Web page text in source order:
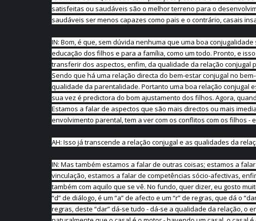
satisfeitas ou saudáveis são o melhor terreno para o
saudáveis ser menos capazes como pais e o contrário, casais
IN: Bom, é que, sem dúvida nenhuma que uma boa
educação dos filhos e para a família, como um todo. Pronto, e
transferir dos aspectos, enfim, da qualidade da relação
Sendo que há uma relação directa do bem-estar conjugal no
qualidade da parentalidade. Portanto uma boa relação conjugal
sua vez é predictora do bom ajustamento dos filhos. Agora,
Estamos a falar de aspectos que são mais directos ou mais
envolvimento parental, tem a ver com os conflitos com os filhos -
AH: Isso já transcende a relação conjugal e as qualidades da
IN: Mas também estamos a falar de outras coisas; estamos a
vinculação, estamos a falar de competências sócio-afectivas,
também com aquilo que se vê. No fundo, quer dizer, eu gosto
“d” de diálogo, é um “a” de afecto e um “r” de regras, que dá o
regras, deste “dar” dá-se tudo - dá-se a qualidade da relação, o